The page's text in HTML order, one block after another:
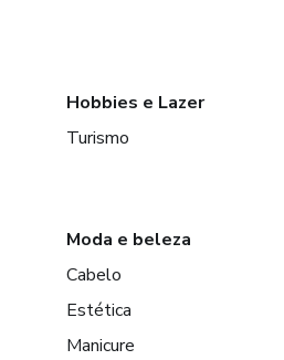
Hobbies e Lazer
Turismo
Moda e beleza
Cabelo
Estética
Manicure